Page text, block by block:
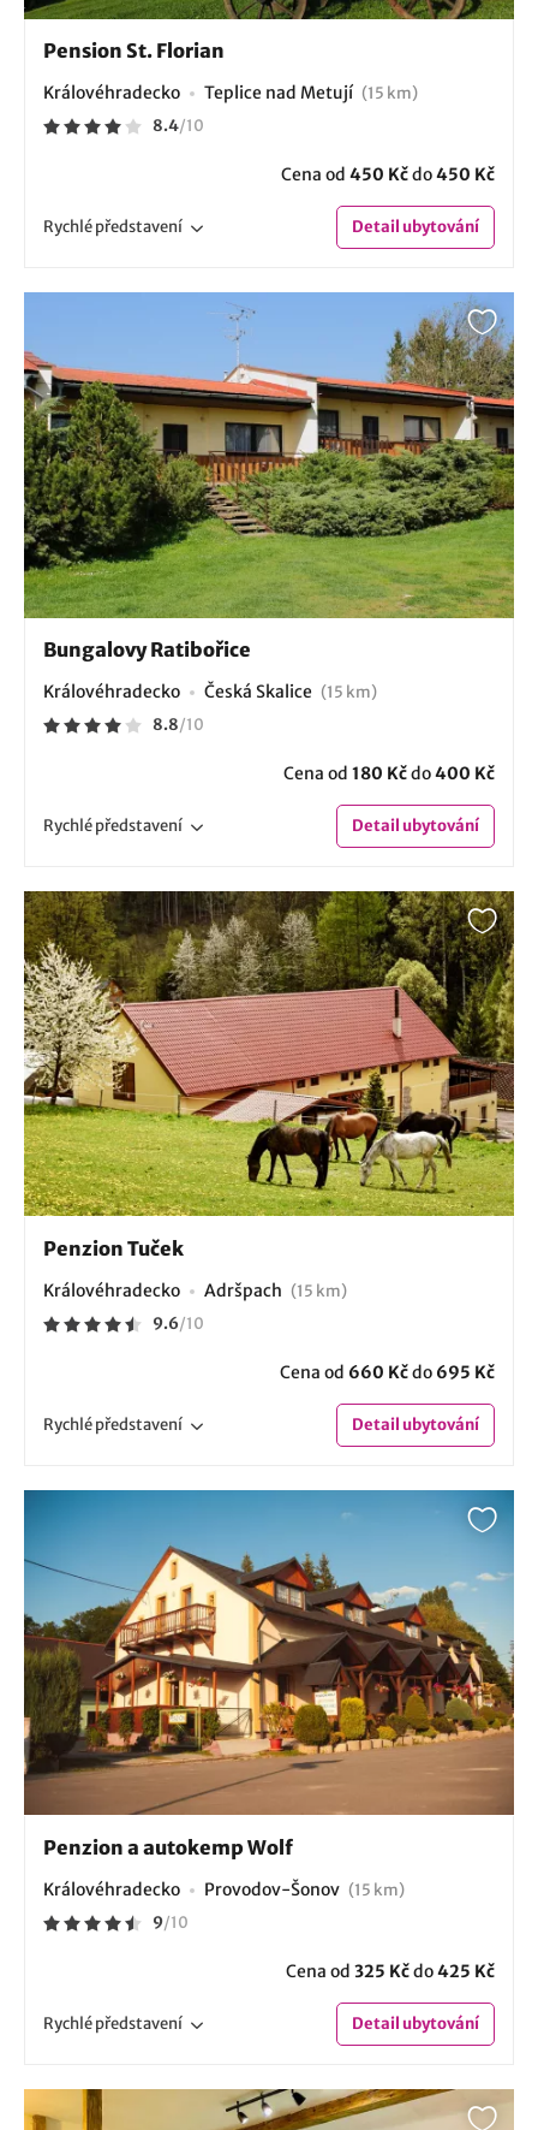
Pension St. Florian
Královéhradecko Teplice nad Metují (15 km)
8.4/10
Cena od 450 Kčdo450 Kč
Rychlépředstavení Detailubytování
Bungalovy Ratibořice
Královéhradecko Česká Skalice (15 km)
8.8/10
Cena od 180 Kčdo400 Kč
Rychlépředstavení Detailubytování
Penzion Tuček
Královéhradecko Adršpach (15 km)
9.6/10
Cena od 660 Kčdo 695 Kč
Rychlépředstavení Detailubytování
Penzion a autokemp Wolf
Královéhradecko Provodov-Šonov (15 km)
9/10
Cena od 325 Kčdo425 Kč
Rychlépředstavení Detailubytování